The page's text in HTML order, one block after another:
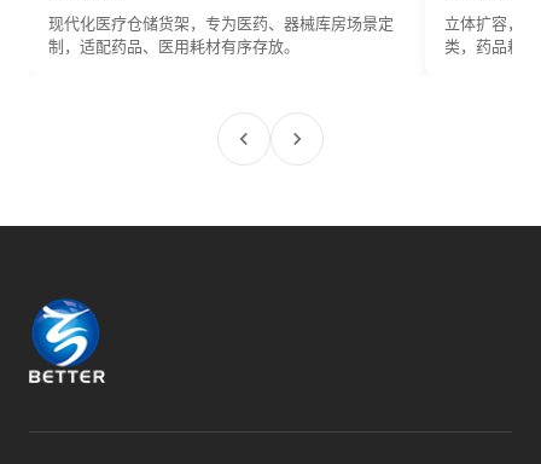
现代化医疗仓储货架，专为医药、器械库房场景定
制，适配药品、医用耗材有序存放。
立体扩容，
类，药品耗